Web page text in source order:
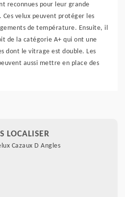
reconnues pour leur grande
velux peuvent protéger les
de température. Ensuite, il
de la catégorie A+ qui ont une
dont le vitrage est double. Les
aussi mettre en place des
LOCALISER
Cazaux D Angles